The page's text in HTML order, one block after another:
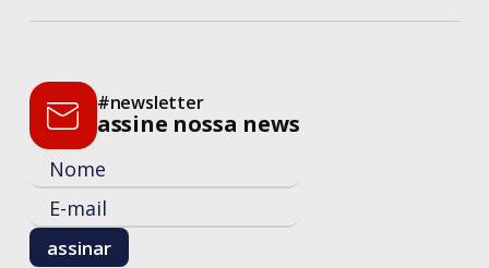
#newsletter
assine nossa news